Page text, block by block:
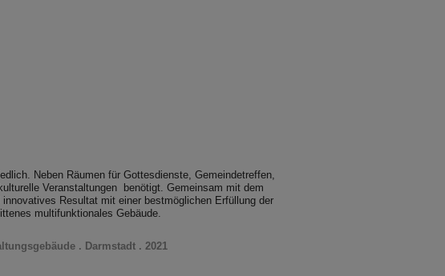
Neben Räumen für Gottesdienste, Gemeindetreffen,
Veranstaltungen benötigt. Gemeinsam mit dem
Resultat mit einer bestmöglichen Erfüllung der
multifunktionales Gebäude.
. Darmstadt . 2021